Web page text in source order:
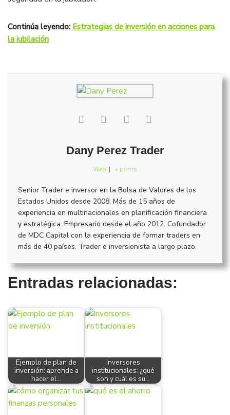
Continúa leyendo: Estrategias de inversión en acciones para
la jubilación
Dany Perez Trader
Web | + posts
Senior Trader e inversor en la Bolsa de Valores de los
Estados Unidos desde 2008. Más de 15 años de
experiencia en multinacionales en planificación financiera
y estratégica. Empresario desde el año 2012. Cofundador
de MDC Capital con la experiencia de formar traders en
más de 40 países. Trader e inversionista a largo plazo.
Entradas relacionadas:
Ejemplo de plan de
inversión: aprende a
hacer el…
Inversores
institucionales: ¿qué
son y cuál es su…